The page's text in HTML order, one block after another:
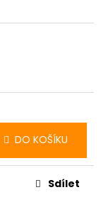
DO KOŠÍKU
Sdílet